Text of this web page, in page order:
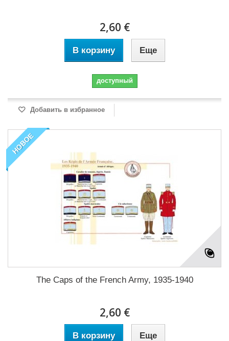
2,60 €
В корзину Еще
доступный
Добавить в избранное
НОВОЕ
The Caps of the French Army, 1935-1940
2,60 €
В корзину Еще